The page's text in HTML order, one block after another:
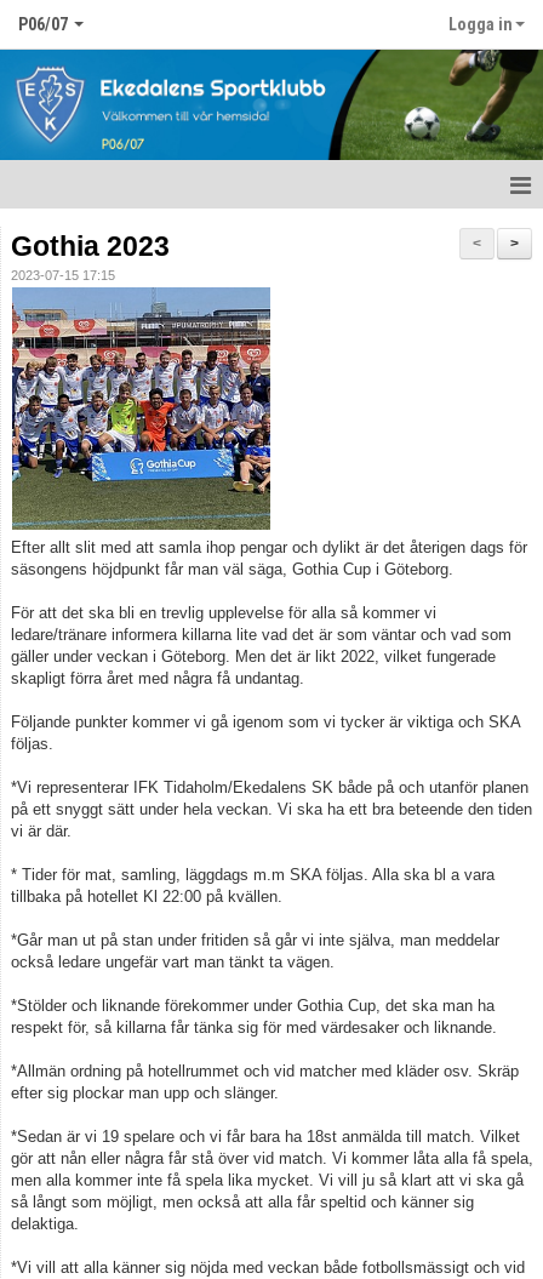
P06/07 Logga in
Nyheter
Kalender
Matcher
Truppen
Bildgalleri
Dokument
>
<
Gothia 2023
2023-07-15 17:15
Efter allt slit med att samla ihop pengar och dylikt är det återigen dags för
säsongens höjdpunkt får man väl säga, Gothia Cup i Göteborg.
För att det ska bli en trevlig upplevelse för alla så kommer vi
ledare/tränare informera killarna lite vad det är som väntar och vad som
gäller under veckan i Göteborg. Men det är likt 2022, vilket fungerade
skapligt förra året med några få undantag.
Följande punkter kommer vi gå igenom som vi tycker är viktiga och SKA
följas.
*Vi representerar IFK Tidaholm/Ekedalens SK både på och utanför planen
på ett snyggt sätt under hela veckan. Vi ska ha ett bra beteende den tiden
vi är där.
* Tider för mat, samling, läggdags m.m SKA följas. Alla ska bl a vara
tillbaka på hotellet Kl 22:00 på kvällen.
*Går man ut på stan under fritiden så går vi inte själva, man meddelar
också ledare ungefär vart man tänkt ta vägen.
*Stölder och liknande förekommer under Gothia Cup, det ska man ha
respekt för, så killarna får tänka sig för med värdesaker och liknande.
*Allmän ordning på hotellrummet och vid matcher med kläder osv. Skräp
efter sig plockar man upp och slänger.
*Sedan är vi 19 spelare och vi får bara ha 18st anmälda till match. Vilket
gör att nån eller några får stå över vid match. Vi kommer låta alla få spela,
men alla kommer inte få spela lika mycket. Vi vill ju så klart att vi ska gå
så långt som möjligt, men också att alla får speltid och känner sig
delaktiga.
*Vi vill att alla känner sig nöjda med veckan både fotbollsmässigt och vid